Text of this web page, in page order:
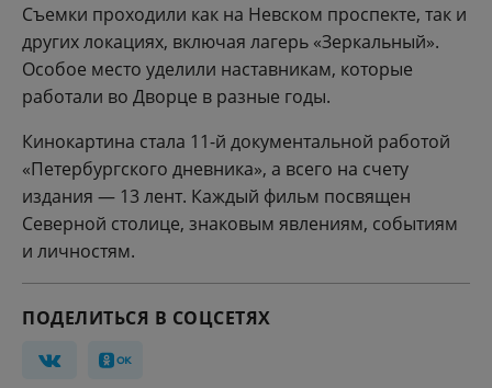
Съемки проходили как на Невском проспекте, так и
других локациях, включая лагерь «Зеркальный».
Особое место уделили наставникам, которые
работали во Дворце в разные годы.
Кинокартина стала 11-й документальной работой
«Петербургского дневника», а всего на счету
издания — 13 лент. Каждый фильм посвящен
Северной столице, знаковым явлениям, событиям
и личностям.
ПОДЕЛИТЬСЯ В СОЦСЕТЯХ